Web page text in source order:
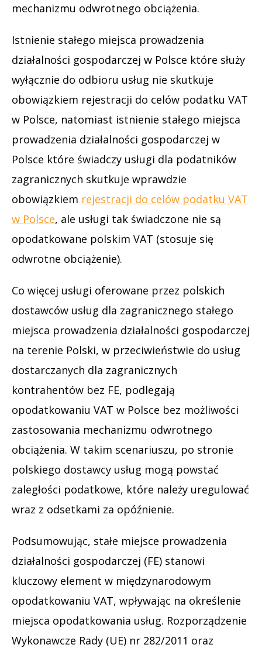
mechanizmu odwrotnego obciążenia.
Istnienie stałego miejsca prowadzenia
działalności gospodarczej w Polsce które służy
wyłącznie do odbioru usług nie skutkuje
obowiązkiem rejestracji do celów podatku VAT
w Polsce, natomiast istnienie stałego miejsca
prowadzenia działalności gospodarczej w
Polsce które świadczy usługi dla podatników
zagranicznych skutkuje wprawdzie
obowiązkiem rejestracji do celów podatku VAT
w Polsce, ale usługi tak świadczone nie są
opodatkowane polskim VAT (stosuje się
odwrotne obciążenie).
Co więcej usługi oferowane przez polskich
dostawców usług dla zagranicznego stałego
miejsca prowadzenia działalności gospodarczej
na terenie Polski, w przeciwieństwie do usług
dostarczanych dla zagranicznych
kontrahentów bez FE, podlegają
opodatkowaniu VAT w Polsce bez możliwości
zastosowania mechanizmu odwrotnego
obciążenia. W takim scenariuszu, po stronie
polskiego dostawcy usług mogą powstać
zaległości podatkowe, które należy uregulować
wraz z odsetkami za opóźnienie.
Podsumowując, stałe miejsce prowadzenia
działalności gospodarczej (FE) stanowi
kluczowy element w międzynarodowym
opodatkowaniu VAT, wpływając na określenie
miejsca opodatkowania usług. Rozporządzenie
Wykonawcze Rady (UE) nr 282/2011 oraz